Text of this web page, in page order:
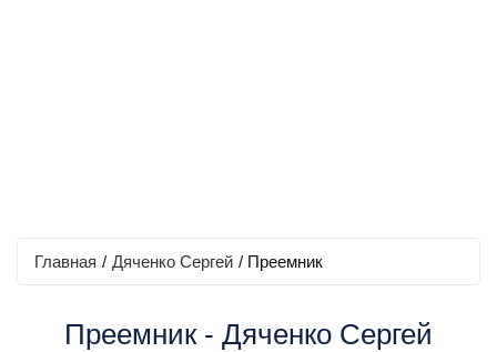
Главная / Дяченко Сергей / Преемник
Преемник - Дяченко Сергей